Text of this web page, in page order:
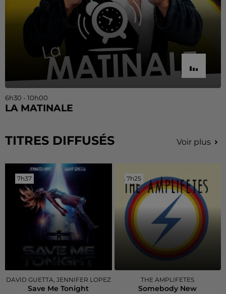
6h30 - 10h00
LA MATINALE
TITRES DIFFUSÉS Voir plus
7h37
7h37
DAVID GUETTA, JENNIFER LOPEZ
Save Me Tonight
7h25
7h25
THE AMPLIFETES
Somebody New